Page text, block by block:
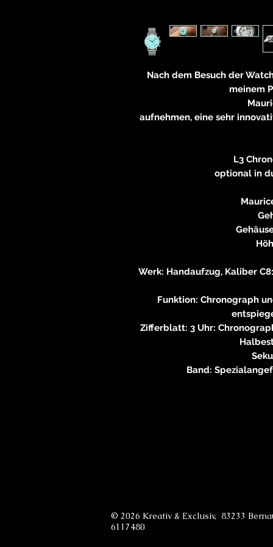
Nach dem Besuch der
meinem
aufnehmen, eine sehr
L3
optional in
Werk: Handaufzug, Kaliber
Funktion: Chronograph
Zifferblatt: 3 Uhr:
Band:
© 2026 Kreativ & Exclusiv, 83233
6117480